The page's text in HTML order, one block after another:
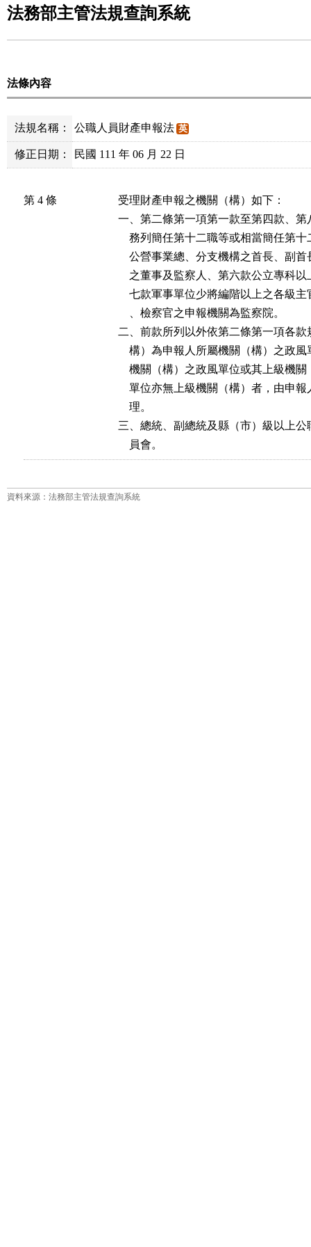
法務部主管法規查詢系統
法條內容
法規名稱： 公職人員財產申報法 英
修正日期： 民國 111 年 06 月 22 日
第 4 條
受理財產申報之機關（構）如下：
一、第二條第一項第一款至第四款、
務列簡任第十二職等或相當簡任第
公營事業總、分支機構之首長、副
之董事及監察人、第六款公立專科
七款軍事單位少將編階以上之各級
    、檢察官之申報機關為監察院。
二、前款所列以外依第二條第一項各
構）為申報人所屬機關（構）之政
機關（構）之政風單位或其上級機
單位亦無上級機關（構）者，由申
    理。
三、總統、副總統及縣（市）級以上
    員會。
資料來源：法務部主管法規查詢系統